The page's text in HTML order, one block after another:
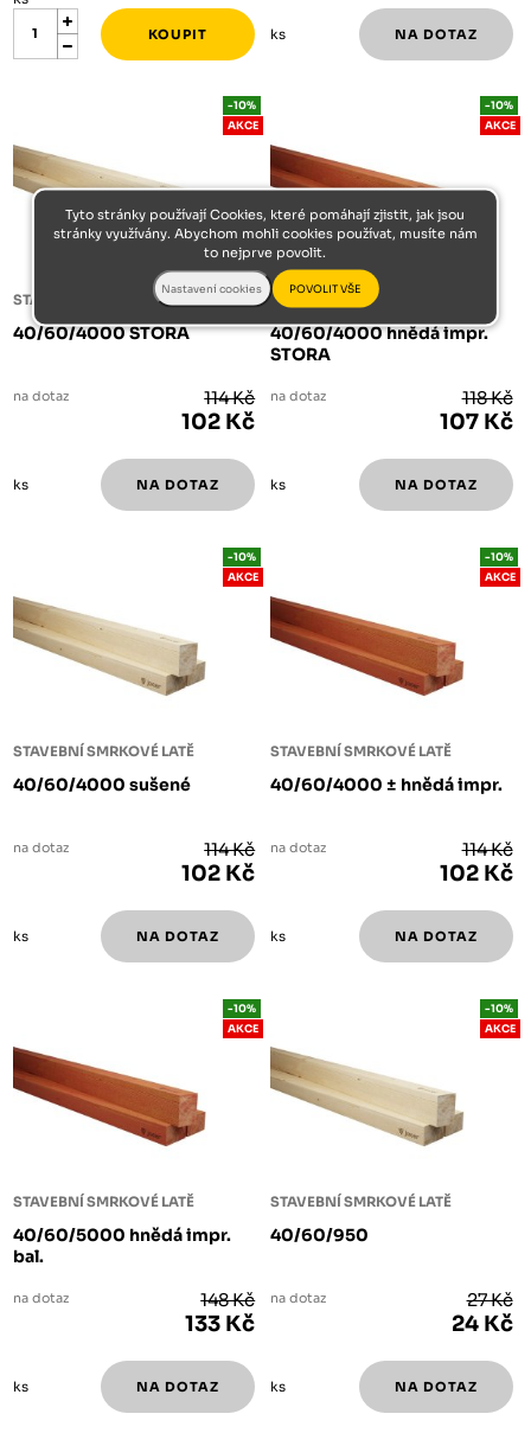
ks
STAVEBNÍ SMRKOVÉ LATĚ
40/60/4000 STORA
-10%
AKCE
na dotaz 114 Kč
102 Kč
ks
STAVEBNÍ SMRKOVÉ LATĚ
40/60/4000 hnědá impr.
STORA
-10%
AKCE
na dotaz 118 Kč
107 Kč
ks
STAVEBNÍ SMRKOVÉ LATĚ
40/60/4000 sušené
-10%
AKCE
na dotaz 114 Kč
102 Kč
ks
STAVEBNÍ SMRKOVÉ LATĚ
40/60/4000 ± hnědá impr.
-10%
AKCE
na dotaz 114 Kč
102 Kč
ks
STAVEBNÍ SMRKOVÉ LATĚ
40/60/5000 hnědá impr.
bal.
-10%
AKCE
na dotaz 148 Kč
133 Kč
ks
STAVEBNÍ SMRKOVÉ LATĚ
40/60/950
-10%
AKCE
na dotaz 27 Kč
24 Kč
ks
Tyto stránky používají Cookies, které pomáhají zjistit, jak jsou
stránky využívány. Abychom mohli cookies používat, musíte nám
to nejprve povolit.